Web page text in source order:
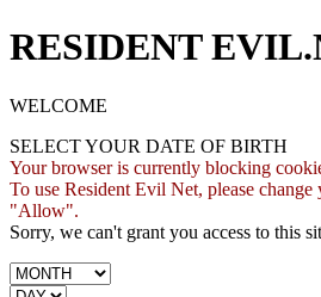
RESIDENT
WELCOME
SELECT YOUR DATE OF BIRTH
Your browser is currently blocking
To use Resident Evil Net, please
"Allow".
Sorry, we can't grant you access to this